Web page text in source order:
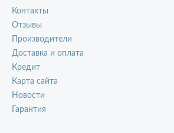
Контакты
Отзывы
Производители
Доставка и оплата
Кредит
Карта сайта
Новости
Гарантия